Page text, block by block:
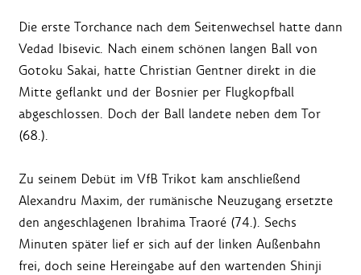
Die erste Torchance nach dem Seitenwechsel hatte dann
Vedad Ibisevic. Nach einem schönen langen Ball von
Gotoku Sakai, hatte Christian Gentner direkt in die
Mitte geflankt und der Bosnier per Flugkopfball
abgeschlossen. Doch der Ball landete neben dem Tor
(68.).
Zu seinem Debüt im VfB Trikot kam anschließend
Alexandru Maxim, der rumänische Neuzugang ersetzte
den angeschlagenen Ibrahima Traoré (74.). Sechs
Minuten später lief er sich auf der linken Außenbahn
frei, doch seine Hereingabe auf den wartenden Shinji